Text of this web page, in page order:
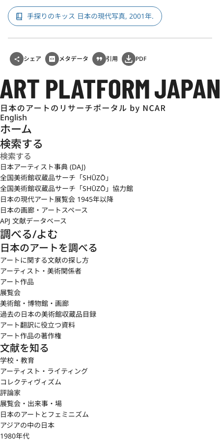
手探りのキッス 日本の現代写真, 2001年.
シェア メタデータ 引用 PDF
English
ホーム
検索する
日本アーティスト事典 (DAJ)
全国美術館収蔵品サーチ「SHŪZŌ」
全国美術館収蔵品サーチ「SHŪZŌ」協力館
日本の現代アート展覧会 1945年以降
日本の画廊・アートスペース
APJ 文献データベース
調べる/よむ
日本のアートを調べる
アートに関する文献の探し方
アーティスト・美術関係者
アート作品
展覧会
美術館・博物館・画廊
過去の日本の美術館収蔵品目録
アート翻訳に役立つ資料
アート作品の著作権
文献を知る
学校・教育
アーティスト・ライティング
コレクティヴィズム
評論家
展覧会・出来事・場
日本のアートとフェミニズム
アジアの中の日本
1980年代